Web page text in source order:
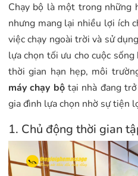
Chạy bộ là một trong những
nhưng mang lại nhiều lợi ích
việc chạy ngoài trời và sử dụng
lựa chọn tối ưu cho cuộc
thời gian hạn hẹp, môi
máy chạy bộtại nhà đang trở
gia đình lựa chọn nhờ sự tiện
1. Chủ động thời gian